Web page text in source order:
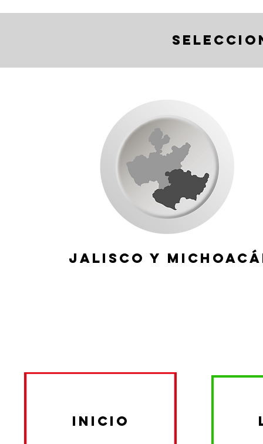
JAlisco y
inicio